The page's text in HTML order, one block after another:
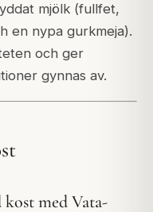
mjölk (fullfet,
en nypa gurkmeja).
och ger
gynnas av.
kost med Vata-